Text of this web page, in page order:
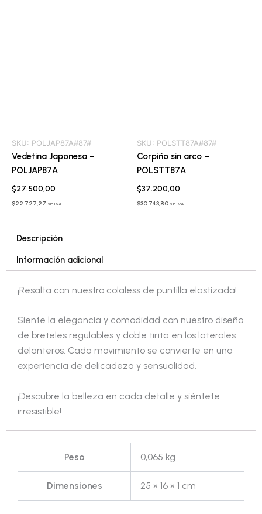
SKU: POLJAP87A#87#
Vedetina Japonesa –
POLJAP87A
$27.500,00
$22.727,27 sin IVA
SKU: POLSTT87A#87#
Corpiño sin arco –
POLSTT87A
$37.200,00
$30.743,80 sin IVA
Descripción
Información adicional
¡Resalta con nuestro colaless de puntilla elastizada!
Siente la elegancia y comodidad con nuestro diseño
de breteles regulables y doble tirita en los laterales
delanteros. Cada movimiento se convierte en una
experiencia de delicadeza y sensualidad.
¡Descubre la belleza en cada detalle y siéntete
irresistible!
Peso 0,065 kg
Dimensiones 25 × 16 × 1 cm